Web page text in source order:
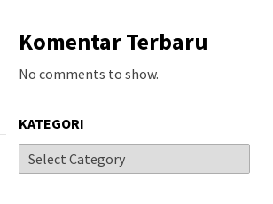
Komentar Terbaru
No comments to show.
KATEGORI